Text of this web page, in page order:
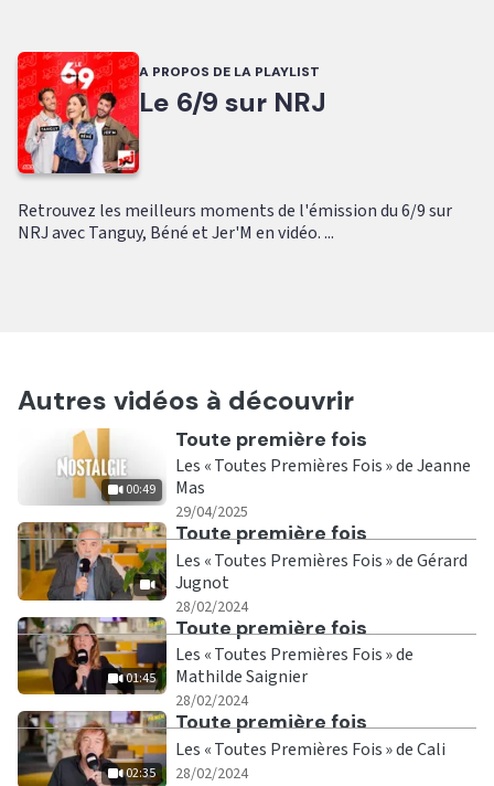
A PROPOS DE LA PLAYLIST
Le 6/9 sur NRJ
Retrouvez les meilleurs moments de l'émission du 6/9 sur
NRJ avec Tanguy, Béné et Jer'M en vidéo. ...
Autres vidéos à découvrir
00:49
Ecouter
Toute première fois
Les « Toutes Premières Fois » de Jeanne
Mas
29/04/2025
Ecouter
Toute première fois
Les « Toutes Premières Fois » de Gérard
Jugnot
28/02/2024
01:45
Ecouter
Toute première fois
Les « Toutes Premières Fois » de
Mathilde Saignier
28/02/2024
02:35
Ecouter
Toute première fois
Les « Toutes Premières Fois » de Cali
28/02/2024